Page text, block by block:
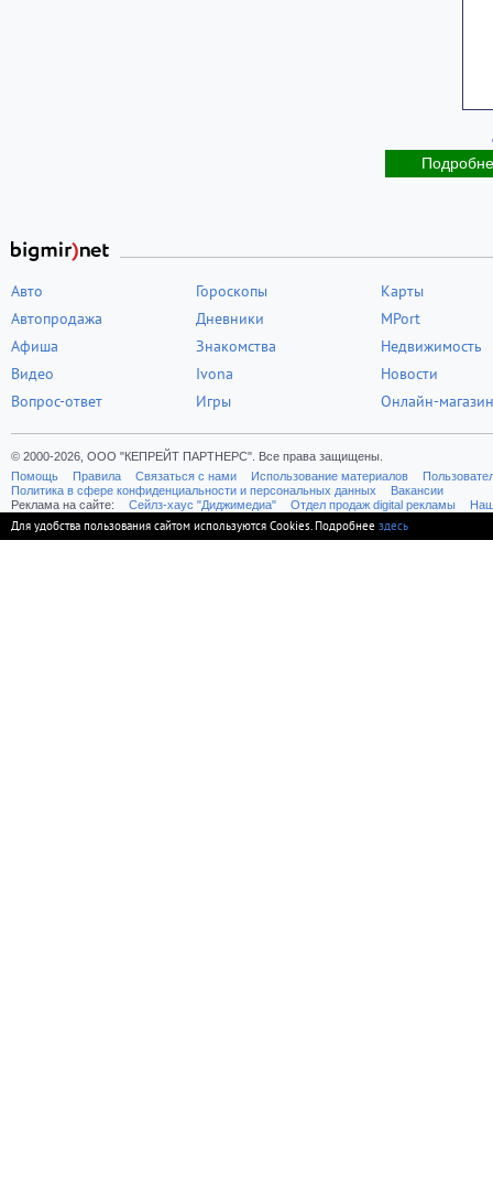
Авто
Автопродажа
Афиша
Видео
Вопрос-ответ
Гороскопы
Дневники
Знакомства
Ivona
Игры
Карты
MPort
Недвижимость
Новости
Онлайн-магазин
© 2000-2026, ООО "КЕПРЕЙТ ПАРТНЕРС". Все права защищены.
Помощь
Правила Связаться с нами Использование материалов
Политика в сфере конфиденциальности и персональных данных
Вакансии
Реклама на сайте:
Cейлз-хаус "Диджимедиа" Отдел продаж digital рекламы
Для удобства пользования сайтом используются Cookies. Подробнее здесь